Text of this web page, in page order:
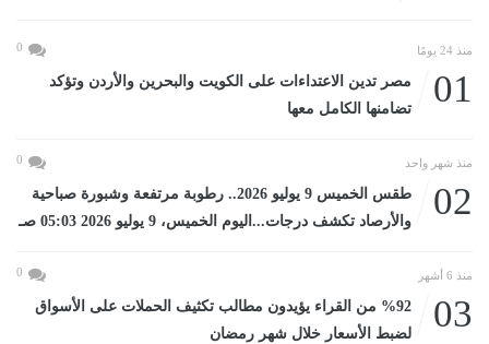
منذ 24 يومًا 0
01
مصر تدين الاعتداءات على الكويت والبحرين والأردن وتؤكد
تضامنها الكامل معها
منذ شهر واحد 0
02
طقس الخميس 9 يوليو 2026.. رطوبة مرتفعة وشبورة صباحية
والأرصاد تكشف درجات...اليوم الخميس، 9 يوليو 2026 05:03 صـ
منذ 6 أشهر 0
03
%92 من القراء يؤيدون مطالب تكثيف الحملات على الأسواق
لضبط الأسعار خلال شهر رمضان